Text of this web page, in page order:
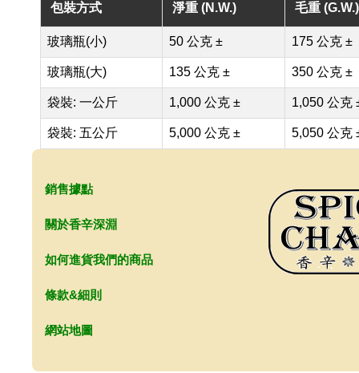
包裝方式 淨重 (N.W.) 毛重 (G.W.)
玻璃瓶(小) 50 公克 ± 175 公克 ±
玻璃瓶(大) 135 公克 ± 350 公克 ±
袋裝: 一公斤 1,000 公克 ± 1,050 公克
袋裝: 五公斤 5,000 公克 ± 5,050 公克
銷售據點
關於香辛深淵
如何進貨我們的商品
條款&細則
網站地圖